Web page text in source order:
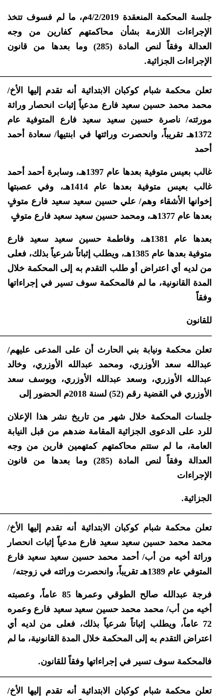
جلسة المحكمة المنعقدة 4/2/2019م، ما لم فسوف تتخذ
الإجراءات اللازمة بشأن محاكمتهم كفارين من وجه
العدالة وفقاً لنص المادة (285) وما بعدها من قانون
الإجراءات الجزائية.
تعلن محكمة شبام كوكبان الابتدائية أنه تقدم إليها الأخ/
محمد محمد حسين سعيد فارع مدعياً إثبات انحصار وراثة
مورثته/ ناصرة حسين سعيد سعيد فارع المتوفية عام
1372هـ تقريباً، وانحصرت وراثتها في ابنتيها/ سعادة أحمد
أحمد
غالب بعيس متوفية بعدها عام 1397هـ، وسابرة أحمد أحمد
غالب بعيس متوفية بعدها عام 1414هـ، وفي عصبتها
إخوانها الأشقاء وهم/ علي حسين سعيد سعيد فارع متوفٍ
بعدها عام 1377هـ، ومحمد حسين سعيد سعيد فارع متوفٍ
بعدها عام 1381هـ، وفاطمة حسين سعيد سعيد فارع
متوفية بعدها عام 1385هـ، ويطلب إثباتاً شرعياً بذلك، فعلى
من لديه أي اعتراض أو طلب التقدم به إلى المحكمة خلال
المدة القانونية، ما لم فالمحكمة سوف تسير في إجراءاتها
وفقاً
للقانون
تعلن محكمة ونيابة بني الحارث أن على المدعى عليهم/
عبدالله سعد الأوزري، ومحمد عبدالله الأوزري، وخالد
عبدالله الأوزري، وسعد عبدالله الأوزري، ويوسف سعد
الأوزري في القضية رقم (52) لسنة 2018م الحضور إلى
جلسات المحكمة خلال شهر من تاريخ نشر هذا الإعلان
للرد على الدعوى الجزائية المقامة ضدهم من قبل النيابة
العامة، ما لم ستتم محاكمتهم كمتهمين فارين من وجه
العدالة وفقاً لنص المادة (285) وما بعدها من قانون
الإجراءات
الجزائية.
تعلن محكمة شبام كوكبان الابتدائية أنه تقدم إليها الأخ/
محمد محمد حسين سعيد سعيد فارع مدعياً إثبات انحصار
وراثة أخيه من أب/ أحمد محمد حسين سعيد سعيد فارع
المتوفي عام 1389هـ تقريباً، وانحصرت وراثته في زوجته/
فرجة عبدالله صالح الطوقي وعمرها 85 عاماً، وعصبته
أخيه من أب/ محمد محمد حسين سعيد سعيد فارع وعمره
72 عاماً، ويطلب إثباتاً شرعياً بذلك، فعلى من لديه أي
اعتراض التقدم به إلى المحكمة خلال المدة القانونية، ما لم
فالمحكمة سوف تسير في إجراءاتها وفقاً للقانون.
تعلن محكمة شبام كوكبان الابتدائية أنه تقدم إليها الأخ/